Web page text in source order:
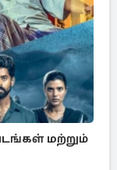
மற்றும்